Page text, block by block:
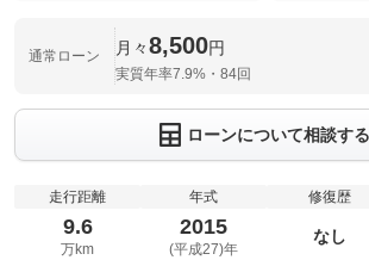
通常ローン 月々8,500円
実質年率7.9%・84回
ローンについて相談する
走行距離
9.6
万km
年式
2015
(平成27)年
修復歴
なし